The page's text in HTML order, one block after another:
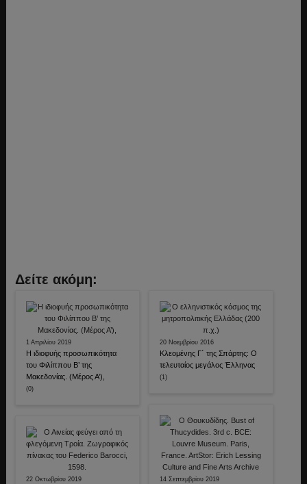
Δείτε ακόμη:
1 Απριλίου 2019
Η ιδιοφυής προσωπικότητα
του Φιλίππου Β’ της
Μακεδονίας. (Μέρος Α’),
(0)
22 Οκτωβρίου 2019
20 Νοεμβρίου 2016
Κλεομένης Γ΄ της Σπάρτης: Ο
τελευταίος μεγάλος Έλληνας
(1)
14 Σεπτεμβρίου 2019